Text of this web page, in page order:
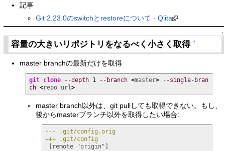
記事
Git 2.23.0のswitchとrestoreについて - Qiita
↑
容量の大きいリポジトリをなるべく小さく取得†
master branchの最新だけを取得
git clone --depth 1 --branch <master>
--single-bran
ch <repo url>
master branch以外は、git pullしても取得できない。もし、
後からmasterブランチ以外を取得したい場合:
--- .git/config.orig
+++ .git/config
remote "origin"